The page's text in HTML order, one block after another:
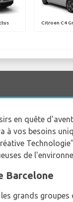
Citroen C4
en quête
à vos besoins
de
Barcelone
grands groupes